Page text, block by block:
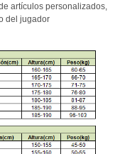
artículos personalizados,
del jugador